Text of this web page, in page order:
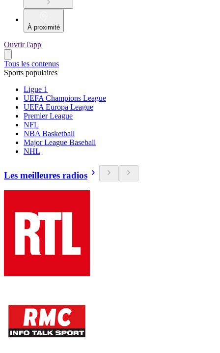
À proximité
Ouvrir l'app
Tous les contenus
Sports populaires
Ligue 1
UEFA Champions League
UEFA Europa League
Premier League
NFL
NBA Basketball
Major League Baseball
NHL
Les meilleures radios